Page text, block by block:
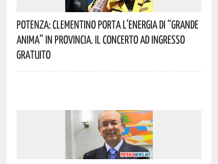
Potenza: Clementino Porta L’energia Di “Grande
Anima” In Provincia. Il Concerto Ad Ingresso
Gratuito